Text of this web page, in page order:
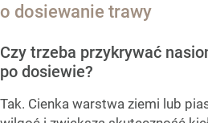
o dosiewanie trawy
Czy trzeba przykrywać
po dosiewie?
Tak. Cienka warstwa ziemi lub